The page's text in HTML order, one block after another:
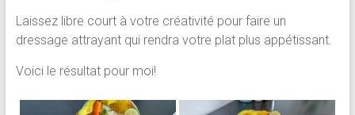
Laissez libre court à votre créativité pour faire un
dressage attrayant qui rendra votre plat plus appétissant.
Voici le résultat pour moi!